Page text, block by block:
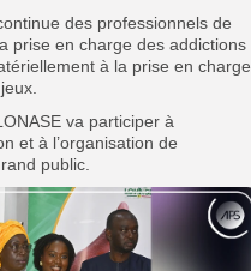
des professionnels de
prise en charge des addictions
à la prise en charge
va participer à
et à l’organisation de
public.